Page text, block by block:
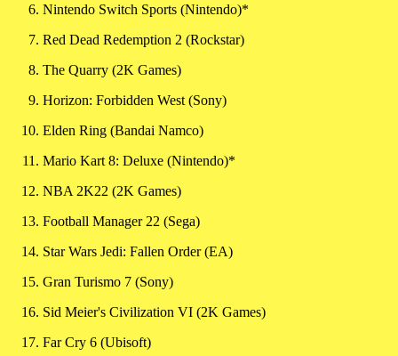
Nintendo Switch Sports (Nintendo)*
Red Dead Redemption 2 (Rockstar)
The Quarry (2K Games)
Horizon: Forbidden West (Sony)
Elden Ring (Bandai Namco)
Mario Kart 8: Deluxe (Nintendo)*
NBA 2K22 (2K Games)
Football Manager 22 (Sega)
Star Wars Jedi: Fallen Order (EA)
Gran Turismo 7 (Sony)
Sid Meier's Civilization VI (2K Games)
Far Cry 6 (Ubisoft)